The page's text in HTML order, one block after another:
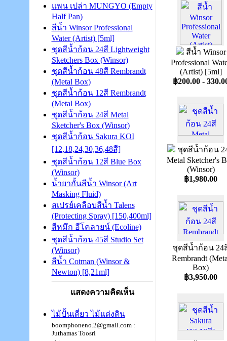
แพน เปล่า MUNGYO (Empty
Half Pan)
สีน้ำ Winsor Professional
Water (Artist) [5ml]
ชุดสีน้ำก้อน 24สี Lightweight
Sketchers Box (Winsor)
ชุดสีน้ำก้อน 48สี Rembrandt
(Metal Box)
ชุดสีน้ำก้อน 12สี Rembrandt
(Metal Box)
ชุดสีน้ำก้อน 24สี Metal
Sketcher's Box (Winsor)
ชุดสีน้ำก้อน Sakura KOI
[12,18,24,30,36,48สี]
ชุดสีน้ำก้อน 12สี Blue Box
(Winsor)
น้ำยากั้นสีน้ำ Winsor (Art
Masking Fluid)
สเปรย์เคลือบสีน้ำ Talens
(Protecting Spray) [150,400ml]
สีหมึก อีโคลายน์ (Ecoline)
ชุดสีน้ำก้อน 45สี Studio Set
(Winsor)
สีน้ำ Cotman (Winsor &
Newton) [8,21ml]
แสดงความคิดเห็น
ไม้ปั้นเดี่ยว ไม้แต่งดิน
boomphoneno.2@gmail.com :
Juthamas Toosri
สีน้ำ Winsor
Professional
(Artist) [5ml]
฿200.00 -
ชุดสีน้ำก้อน
Metal Sketcher's
(Winsor)
฿1,980.00
ชุดสีน้ำก้อน 24
Rembrandt
Box)
฿3,950.00